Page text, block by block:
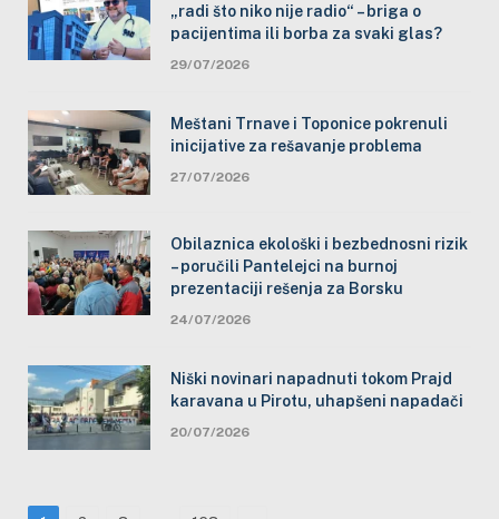
„radi što niko nije radio“ – briga o
pacijentima ili borba za svaki glas?
29/07/2026
Meštani Trnave i Toponice pokrenuli
inicijative za rešavanje problema
27/07/2026
Obilaznica ekološki i bezbednosni rizik
– poručili Pantelejci na burnoj
prezentaciji rešenja za Borsku
24/07/2026
Niški novinari napadnuti tokom Prajd
karavana u Pirotu, uhapšeni napadači
20/07/2026